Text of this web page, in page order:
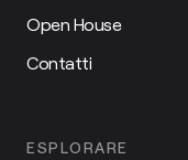
Open House
Contatti
ESPLORARE